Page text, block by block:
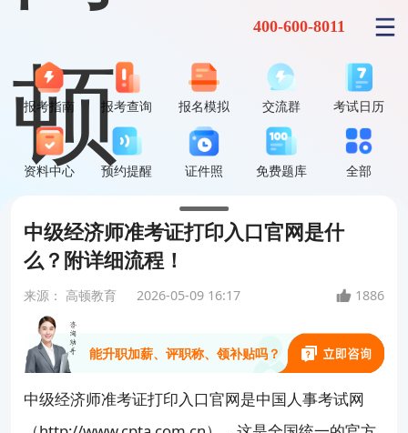
400-600-8011
报考指南 报考查询 报名模拟 交流群 考试日历
资料中心 预约提醒 证件照 免费题库 全部
中级经济师准考证打印入口官网是什
么？附详细流程！
来源： 高顿教育 2026-05-09 16:17 1886
中级经济师到底难不难？
能升职加薪、评职称、领补贴吗？
中级经济师选哪个专业最好考？
中级经济师准考证打印入口官网是中国人事考试网